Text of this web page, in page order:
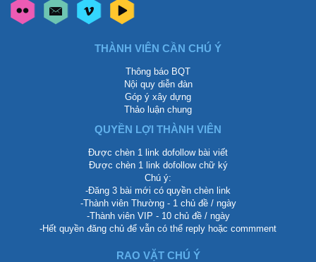
THÀNH VIÊN CẦN CHÚ Ý
Thông báo BQT
Nội quy diễn đàn
Góp ý xây dựng
Thảo luận chung
QUYỀN LỢI THÀNH VIÊN
Được chèn 1 link dofollow bài viết
Được chèn 1 link dofollow chữ ký
Chú ý:
-Đăng 3 bài mới có quyền chèn link
-Thành viên Thường - 1 chủ đề / ngày
-Thành viên VIP - 10 chủ đề / ngày
-Hết quyền đăng chủ để vẫn có thể reply hoặc commment
RAO VẶT CHÚ Ý